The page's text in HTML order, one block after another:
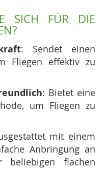
SICH FÜR DIE
: Sendet einen
Fliegen effektiv zu
: Bietet eine
um Fliegen zu
mit einem
Anbringung an
flachen